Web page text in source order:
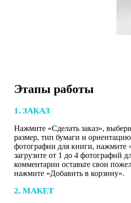
Этапы работы
1. ЗАКАЗ
Нажмите «Сделать заказ»,
размер, тип бумаги и
фотографии для книги, нажмите
загрузите от 1 до 4 фотографий
комментарии оставьте свои
нажмите «Добавить в корзину».
2. МАКЕТ